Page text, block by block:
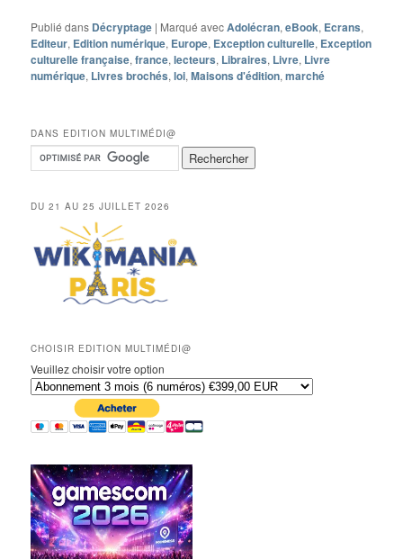
Publié dans Décryptage | Marqué avecAdolécran,eBook, Ecrans,
Editeur, Edition numérique, Europe, Exception culturelle, Exception
culturelle française,france,lecteurs, Libraires, Livre, Livre
numérique, Livres brochés,loi,Maisons d'édition,marché
DANS EDITION MULTIMÉDI@
DU 21 AU 25 JUILLET 2026
CHOISIR EDITION MULTIMÉDI@
Veuillez choisir votre option